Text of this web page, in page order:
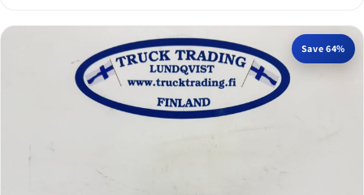
Save 64%